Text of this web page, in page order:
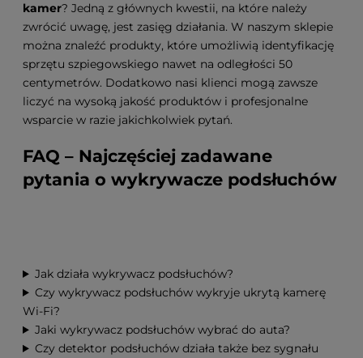
kamer? Jedną z głównych kwestii, na które należy
zwrócić uwagę, jest zasięg działania. W naszym sklepie
można znaleźć produkty, które umożliwią identyfikację
sprzętu szpiegowskiego nawet na odległości 50
centymetrów. Dodatkowo nasi klienci mogą zawsze
liczyć na wysoką jakość produktów i profesjonalne
wsparcie w razie jakichkolwiek pytań.
FAQ – Najczęściej zadawane
pytania o wykrywacze podsłuchów
Jak działa wykrywacz podsłuchów?
Czy wykrywacz podsłuchów wykryje ukrytą kamerę
Wi-Fi?
Jaki wykrywacz podsłuchów wybrać do auta?
Czy detektor podsłuchów działa także bez sygnału